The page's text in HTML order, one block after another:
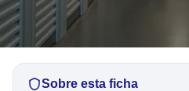
Sobre esta ficha